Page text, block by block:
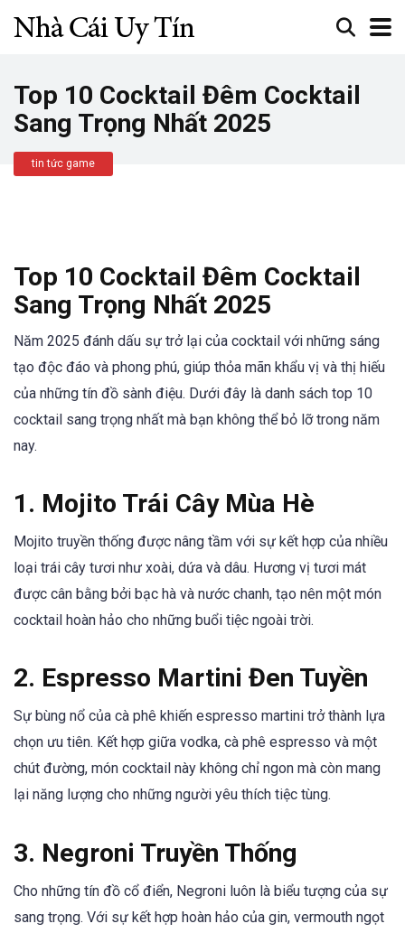
Top 10 Cocktail Đêm Cocktail
Sang Trọng Nhất 2025
tin tức game
Top 10 Cocktail Đêm Cocktail
Sang Trọng Nhất 2025
Năm 2025 đánh dấu sự trở lại của cocktail với những sáng
tạo độc đáo và phong phú, giúp thỏa mãn khẩu vị và thị hiếu
của những tín đồ sành điệu. Dưới đây là danh sách top 10
cocktail sang trọng nhất mà bạn không thể bỏ lỡ trong năm
nay.
1. Mojito Trái Cây Mùa Hè
Mojito truyền thống được nâng tầm với sự kết hợp của nhiều
loại trái cây tươi như xoài, dứa và dâu. Hương vị tươi mát
được cân bằng bởi bạc hà và nước chanh, tạo nên một món
cocktail hoàn hảo cho những buổi tiệc ngoài trời.
2. Espresso Martini Đen Tuyền
Sự bùng nổ của cà phê khiến espresso martini trở thành lựa
chọn ưu tiên. Kết hợp giữa vodka, cà phê espresso và một
chút đường, món cocktail này không chỉ ngon mà còn mang
lại năng lượng cho những người yêu thích tiệc tùng.
3. Negroni Truyền Thống
Cho những tín đồ cổ điển, Negroni luôn là biểu tượng của sự
sang trọng. Với sự kết hợp hoàn hảo của gin, vermouth ngọt